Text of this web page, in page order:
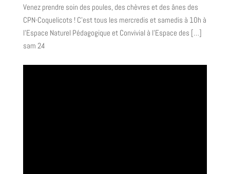
Venez prendre soin des poules, des chèvres et des ânes des
CPN-Coquelicots ! C’est tous les mercredis et samedis à 10h à
l’Espace Naturel Pédagogique et Convivial à l’Espace des […]
sam 24